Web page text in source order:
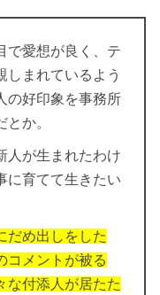
で愛想が良く、テ
しまれているよう
の好印象を事務所
か。
人が生まれたわけ
に育てて生きたい
だめ出しをした
コメントが被る
な付添人が居たた